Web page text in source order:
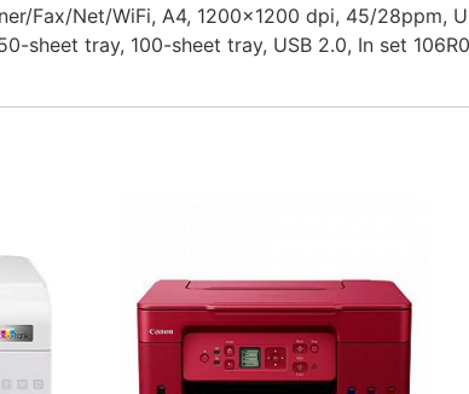
Fax/Net/WiFi, A4, 1200x1200 dpi, 45/28ppm,
sheet tray, 100-sheet tray, USB 2.0, In set